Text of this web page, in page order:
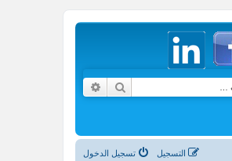
بحث
تسجيل الدخول التسجيل